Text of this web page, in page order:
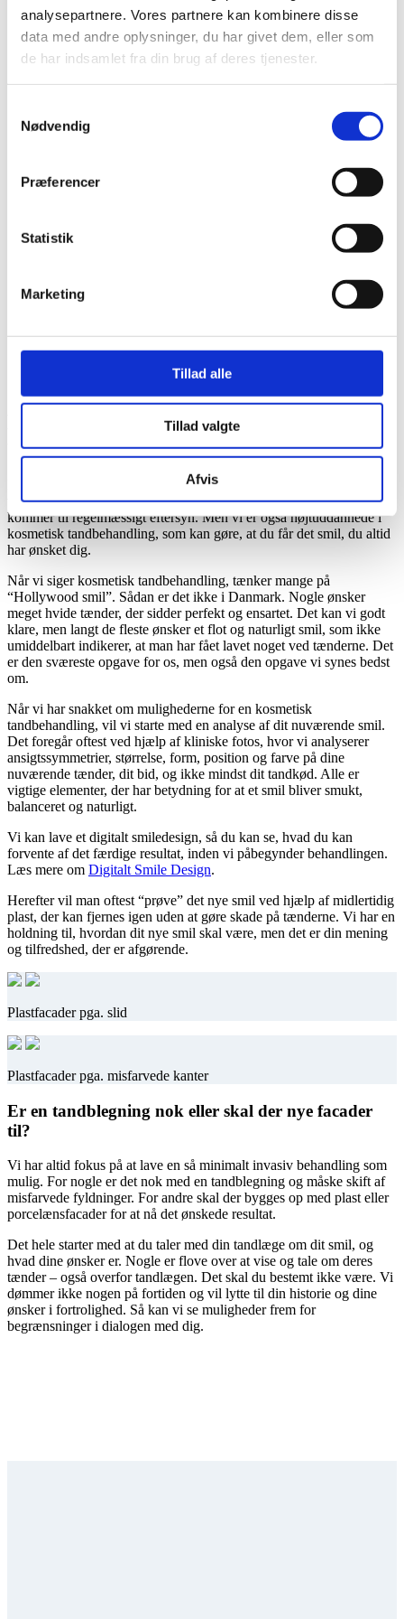
analysepartnere. Vores partnere kan kombinere disse
data med andre oplysninger, du har givet dem, eller som
de har indsamlet fra din brug af deres tjenester.
Nødvendig
Præferencer
Statistik
Marketing
Tillad alle
Tillad valgte
Afvis
Få drømmesmilet med kosmetisk
tandbehandling
I TandlægeCentret prioriterer vi højt, at du skal have sunde og
velfungerende tænder hele livet. Det er det, vi undersøger, når du
kommer til regelmæssigt eftersyn. Men vi er også højtuddannede i
kosmetisk tandbehandling, som kan gøre, at du får det smil, du altid
har ønsket dig.
Når vi siger kosmetisk tandbehandling, tænker mange på
“Hollywood smil”. Sådan er det ikke i Danmark. Nogle ønsker
meget hvide tænder, der sidder perfekt og ensartet. Det kan vi godt
klare, men langt de fleste ønsker et flot og naturligt smil, som ikke
umiddelbart indikerer, at man har fået lavet noget ved tænderne. Det
er den sværeste opgave for os, men også den opgave vi synes bedst
om.
Når vi har snakket om mulighederne for en kosmetisk
tandbehandling, vil vi starte med en analyse af dit nuværende smil.
Det foregår oftest ved hjælp af kliniske fotos, hvor vi analyserer
ansigtssymmetrier, størrelse, form, position og farve på dine
nuværende tænder, dit bid, og ikke mindst dit tandkød. Alle er
vigtige elementer, der har betydning for at et smil bliver smukt,
balanceret og naturligt.
Vi kan lave et digitalt smiledesign, så du kan se, hvad du kan
forvente af det færdige resultat, inden vi påbegynder behandlingen.
Læs mere om Digitalt Smile Design.
Herefter vil man oftest “prøve” det nye smil ved hjælp af midlertidig
plast, der kan fjernes igen uden at gøre skade på tænderne. Vi har en
holdning til, hvordan dit nye smil skal være, men det er din mening
og tilfredshed, der er afgørende.
Plastfacader pga. slid
Plastfacader pga. misfarvede kanter
Er en tandblegning nok eller skal der nye facader
til?
Vi har altid fokus på at lave en så minimalt invasiv behandling som
mulig. For nogle er det nok med en tandblegning og måske skift af
misfarvede fyldninger. For andre skal der bygges op med plast eller
porcelænsfacader for at nå det ønskede resultat.
Det hele starter med at du taler med din tandlæge om dit smil, og
hvad dine ønsker er. Nogle er flove over at vise og tale om deres
tænder – også overfor tandlægen. Det skal du bestemt ikke være. Vi
dømmer ikke nogen på fortiden og vil lytte til din historie og dine
ønsker i fortrolighed. Så kan vi se muligheder frem for
begrænsninger i dialogen med dig.